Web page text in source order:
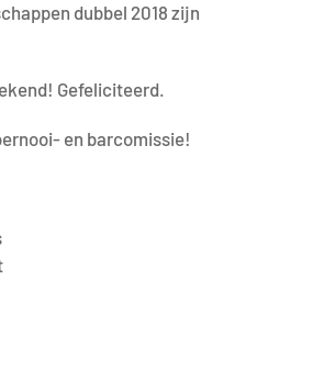
dubbel 2018 zijn
Gefeliciteerd.
en barcomissie!